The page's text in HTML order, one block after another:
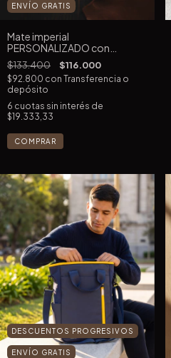
ENVÍO GRATIS
Mate imperial
PERSONALIZADO con
APLIQUES
$133.400 $116.000
$92.800 con Transferencia o
depósito
6 cuotas sin interés de
$19.333,33
COMPRAR
DESCUENTOS PROGRESIVOS
ENVÍO GRATIS